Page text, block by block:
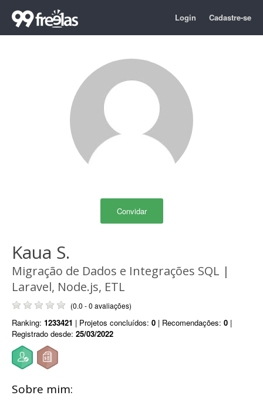
Login Cadastre-se
Convidar
Kaua S.
Migração de Dados e Integrações SQL |
Laravel, Node.js, ETL
(0.0 - 0 avaliações)
Ranking: 1233421 | Projetos concluídos: 0 | Recomendações: 0 |
Registrado desde: 25/03/2022
Sobre mim: